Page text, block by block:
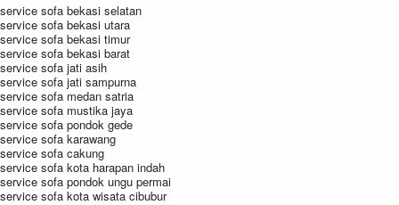
service sofa bekasi selatan
service sofa bekasi utara
service sofa bekasi timur
service sofa bekasi barat
service sofa jati asih
service sofa jati sampurna
service sofa medan satria
service sofa mustika jaya
service sofa pondok gede
service sofa karawang
service sofa cakung
service sofa kota harapan indah
service sofa pondok ungu permai
service sofa kota wisata cibubur